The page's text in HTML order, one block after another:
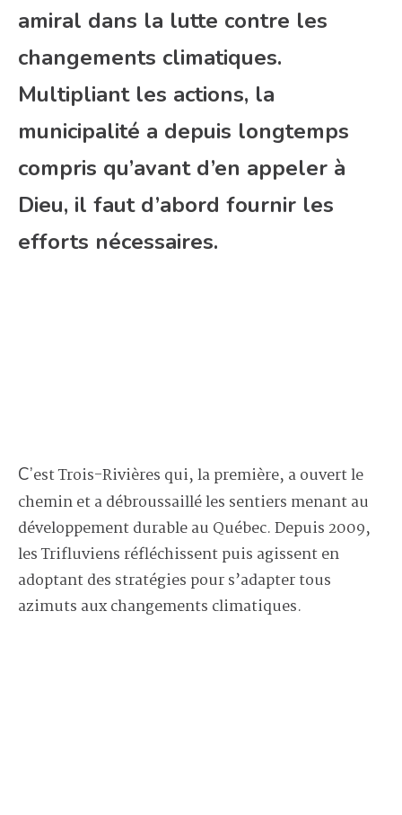
amiral dans la lutte contre les
changements climatiques.
Multipliant les actions, la
municipalité a depuis longtemps
compris qu’avant d’en appeler à
Dieu, il faut d’abord fournir les
efforts nécessaires.
C’est Trois-Rivières qui, la première, a ouvert le
chemin et a débroussaillé les sentiers menant au
développement durable au Québec. Depuis 2009,
les Trifluviens réfléchissent puis agissent en
adoptant des stratégies pour s’adapter tous
azimuts aux changements climatiques.